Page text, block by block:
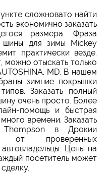
сложновато найти
экономично заказать
размера. Фраза
шины для зимы Mickey
практически везде.
отыскать только
MD. В нашем
зимние покрышки
Заказать полный
очень просто. Более
помощь и быстрая
времени. Заказать
в Дрокии
от проверенных
Цены на
посетитель может